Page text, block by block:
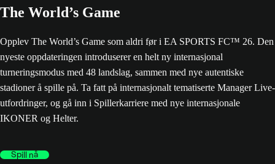
The World’s Game
Opplev The World’s Game som aldri før i EA SPORTS FC™ 26. Den
nyeste oppdateringen introduserer en helt ny internasjonal
turneringsmodus med 48 landslag, sammen med nye autentiske
stadioner å spille på. Ta fatt på internasjonalt tematiserte Manager Live-
utfordringer, og gå inn i Spillerkarriere med nye internasjonale
IKONER og Helter.
Spill nå